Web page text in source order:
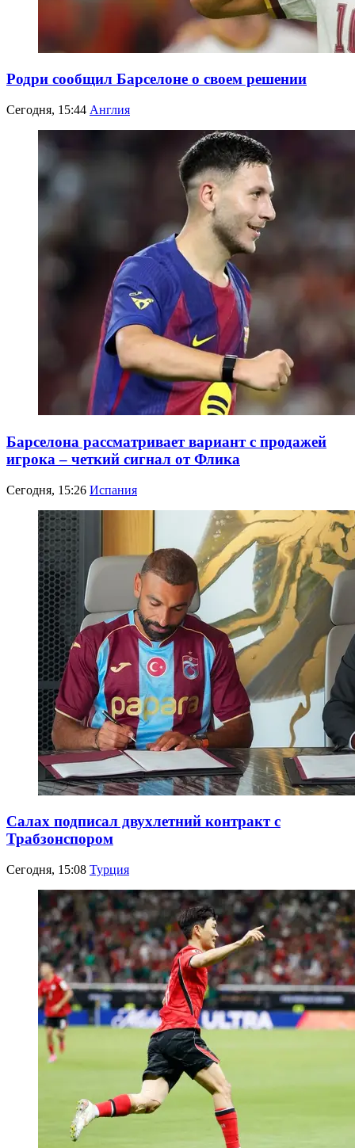
Родри сообщил Барселоне о своем решении
Сегодня, 15:44 Англия
Барселона рассматривает вариант с продажей
игрока – четкий сигнал от Флика
Сегодня, 15:26 Испания
Салах подписал двухлетний контракт с
Трабзонспором
Сегодня, 15:08 Турция